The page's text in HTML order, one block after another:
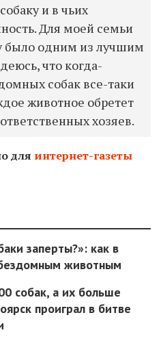
и в чьих
Для моей семьи
было одним из лучшим
что когда-
собак все-таки
животное обретет
хозяев.
для интернет-газеты
заперты?»: как в
животным
собак, а их больше
проиграл в битве